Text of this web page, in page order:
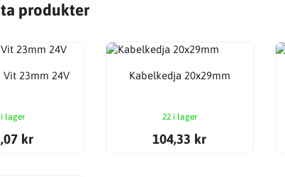
produkter
Vit 23mm 24V
i lager
kr
Kabelkedja 20x29mm
22 i lager
104,33 kr